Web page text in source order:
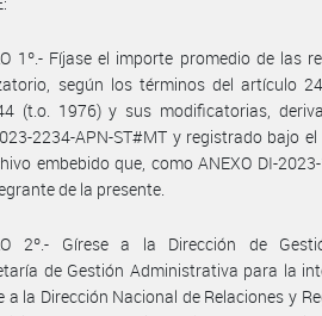
1º.- Fíjase el importe promedio de las
según los términos del artículo
(t.o. 1976) y sus modificatorias,
2234-APN-ST#MT y registrado bajo
embebido que, como ANEXO DI-
de la presente.
2º.- Gírese a la Dirección de
de Gestión Administrativa para la
a la Dirección Nacional de Relaciones y